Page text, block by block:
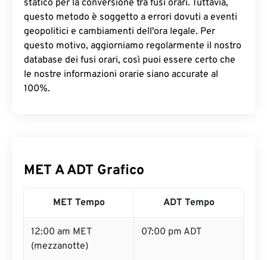
statico per la conversione tra fusi orari. Tuttavia,
questo metodo è soggetto a errori dovuti a eventi
geopolitici e cambiamenti dell'ora legale. Per
questo motivo, aggiorniamo regolarmente il nostro
database dei fusi orari, così puoi essere certo che
le nostre informazioni orarie siano accurate al
100%.
MET A ADT Grafico
MET Tempo ADT Tempo
12:00 am MET
(mezzanotte)
07:00 pm ADT